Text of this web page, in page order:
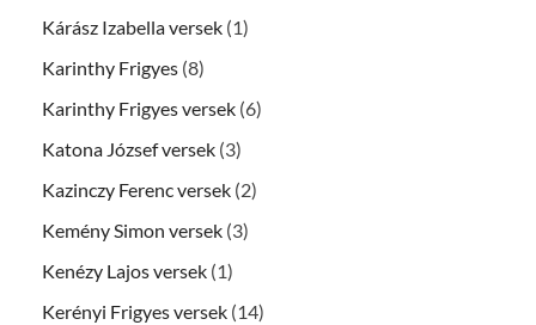
Kárász Izabella versek (1)
Karinthy Frigyes (8)
Karinthy Frigyes versek (6)
Katona József versek (3)
Kazinczy Ferenc versek (2)
Kemény Simon versek (3)
Kenézy Lajos versek (1)
Kerényi Frigyes versek (14)